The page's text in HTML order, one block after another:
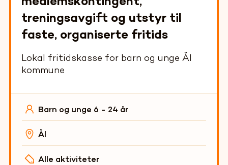
treningsavgift og utstyr til
faste, organiserte fritids
Lokal fritidskasse for barn og unge Ål
kommune
Barn og unge 6 - 24 år
Ål
Alle aktiviteter